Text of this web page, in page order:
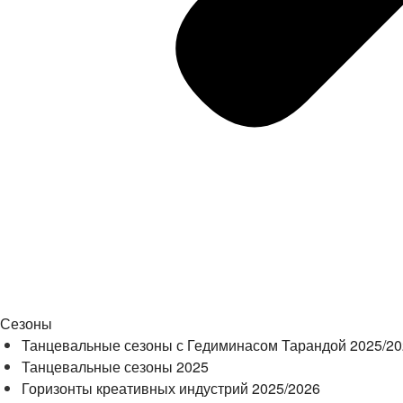
Сезоны
Танцевальные сезоны с Гедиминасом Тарандой 2025/
Танцевальные сезоны 2025
Горизонты креативных индустрий 2025/2026